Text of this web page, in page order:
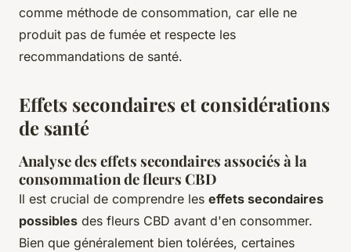
comme méthode de consommation, car elle ne
produit pas de fumée et respecte les
recommandations de santé.
Effets secondaires et considérations
de santé
Analyse des effets secondaires associés à la
consommation de fleurs CBD
Il est crucial de comprendre les effets secondaires
possibles des fleurs CBD avant d'en consommer.
Bien que généralement bien tolérées, certaines